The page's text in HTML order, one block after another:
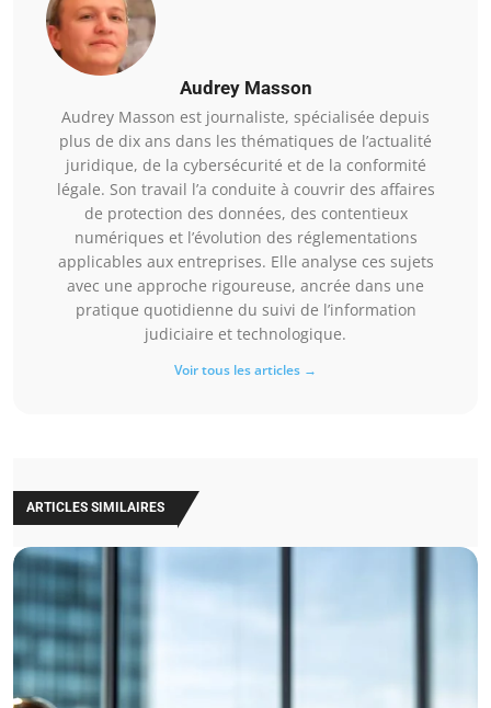
Audrey Masson
Audrey Masson est journaliste, spécialisée depuis
plus de dix ans dans les thématiques de l’actualité
juridique, de la cybersécurité et de la conformité
légale. Son travail l’a conduite à couvrir des affaires
de protection des données, des contentieux
numériques et l’évolution des réglementations
applicables aux entreprises. Elle analyse ces sujets
avec une approche rigoureuse, ancrée dans une
pratique quotidienne du suivi de l’information
judiciaire et technologique.
Voir tous les articles →
ARTICLES SIMILAIRES